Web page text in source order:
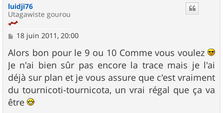
luidji76
Utagawiste gourou
M
s
s
a
g
e
18 juin 2011, 20:00
Alors bon pour le 9 ou 10 Comme vous voulez
Je n'ai bien sûr pas encore la trace mais je l'ai
déjà sur plan et je vous assure que c'est vraiment
du tournicoti-tournicota, un vrai régal que ça va
être